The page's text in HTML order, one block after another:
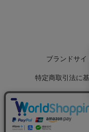
カート
ブランドサイ
特定商取引法に
Copyright © 2022